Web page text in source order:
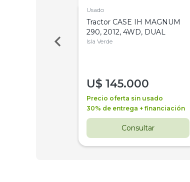
Usado
Tractor CASE IH MAGNUM
290, 2012, 4WD, DUAL
Isla Verde
U$ 145.000
Precio oferta sin usado
30% de entrega + financiación
Consultar